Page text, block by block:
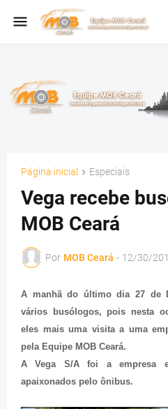
Página inicial Especiais
Vega recebe
MOB Ceará
Por MOB Ceará - 12/30/
A manhã do último dia 27 de
vários busólogos, pois nesta
eles mais uma visita a uma
pela Equipe MOB Ceará.
A Vega S/A foi a empresa
apaixonados pelo ônibus.